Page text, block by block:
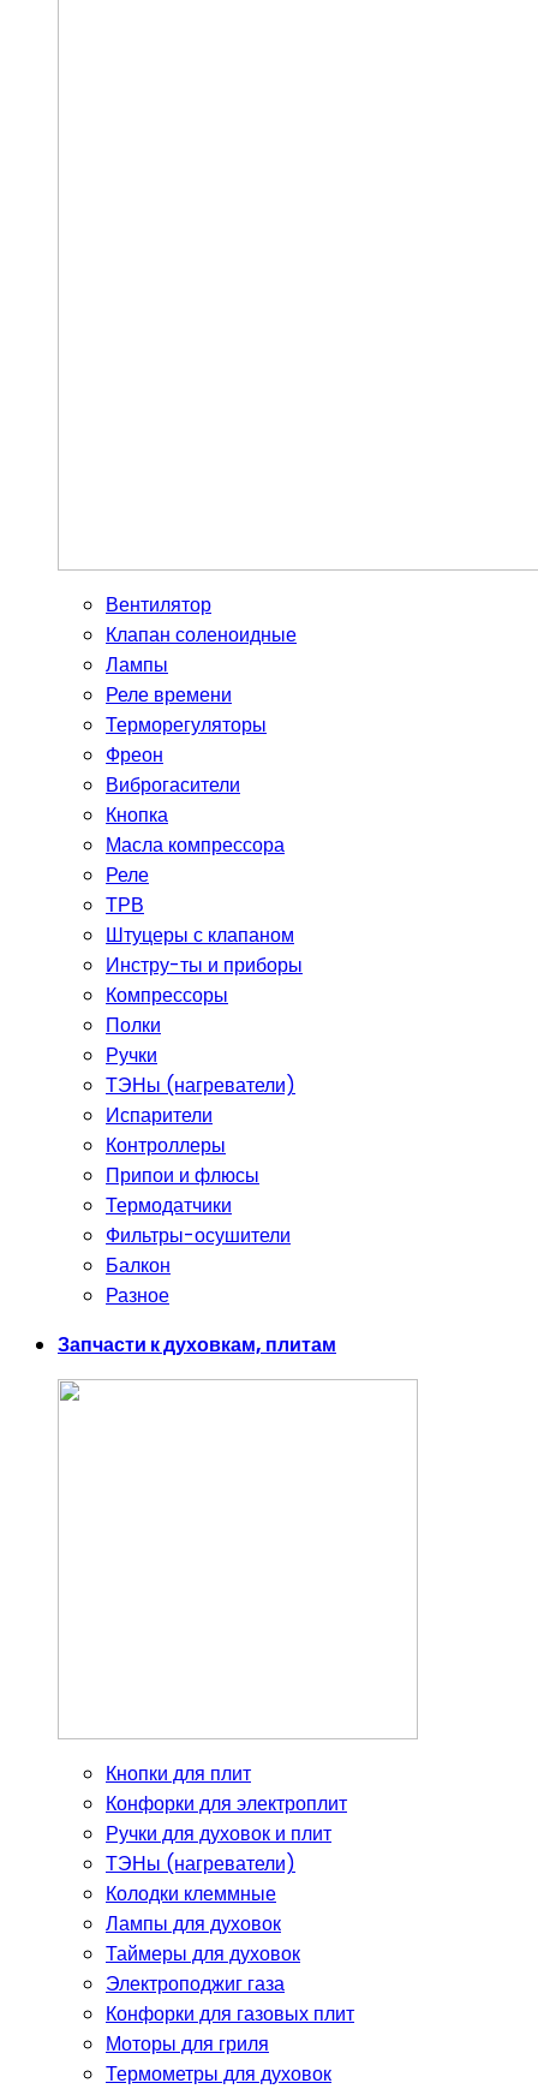
Вентилятор
Клапан соленоидные
Лампы
Реле времени
Терморегуляторы
Фреон
Виброгасители
Кнопка
Масла компрессора
Реле
ТРВ
Штуцеры с клапаном
Инстру-ты и приборы
Компрессоры
Полки
Ручки
ТЭНы (нагреватели)
Испарители
Контроллеры
Припои и флюсы
Термодатчики
Фильтры-осушители
Балкон
Разное
Запчасти к духовкам, плитам
Кнопки для плит
Конфорки для электроплит
Ручки для духовок и плит
ТЭНы (нагреватели)
Колодки клеммные
Лампы для духовок
Таймеры для духовок
Электроподжиг газа
Конфорки для газовых плит
Моторы для гриля
Термометры для духовок